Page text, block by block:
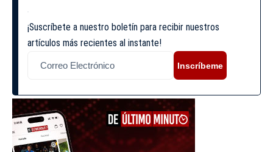
¡Suscríbete a nuestro boletín para recibir nuestros
artículos más recientes al instante!
Inscríbeme